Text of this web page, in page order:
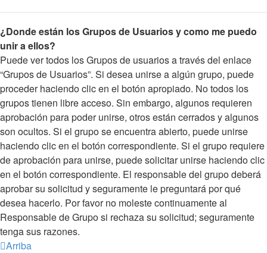
¿Donde están los Grupos de Usuarios y como me puedo
unir a ellos?
Puede ver todos los Grupos de usuarios a través del enlace
“Grupos de Usuarios”. Si desea unirse a algún grupo, puede
proceder haciendo clic en el botón apropiado. No todos los
grupos tienen libre acceso. Sin embargo, algunos requieren
aprobación para poder unirse, otros están cerrados y algunos
son ocultos. Si el grupo se encuentra abierto, puede unirse
haciendo clic en el botón correspondiente. Si el grupo requiere
de aprobación para unirse, puede solicitar unirse haciendo clic
en el botón correspondiente. El responsable del grupo deberá
aprobar su solicitud y seguramente le preguntará por qué
desea hacerlo. Por favor no moleste continuamente al
Responsable de Grupo si rechaza su solicitud; seguramente
tenga sus razones.
Arriba